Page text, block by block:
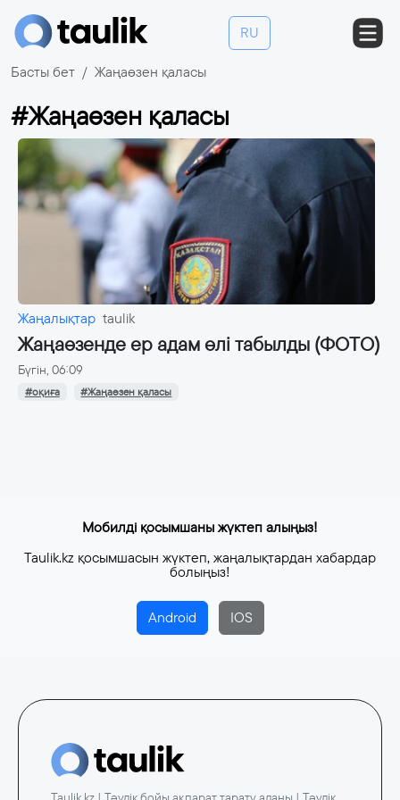
RU
Басты бет Жаңаөзен қаласы
#Жаңаөзен қаласы
Жаңалықтар taulik
Жаңаөзенде ер адам өлі табылды (ФОТО)
Бүгін, 06:09
#оқиға #Жаңаөзен қаласы
Мобилді қосымшаны жүктеп алыңыз!
Taulik.kz қосымшасын жүктеп, жаңалықтардан хабардар
болыңыз!
Android IOS